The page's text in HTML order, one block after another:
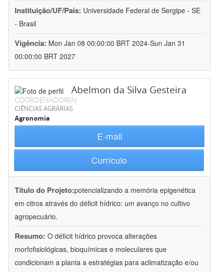
Instituição/UF/País: Universidade Federal de Sergipe - SE
- Brasil
Vigência: Mon Jan 08 00:00:00 BRT 2024-Sun Jan 31
00:00:00 BRT 2027
Abelmon da Silva Gesteira
COORDENADOR(A)
CIÊNCIAS AGRÁRIAS
Agronomia
E-mail
Currículo
Título do Projeto:potencializando a memória epigenética
em citros através do déficit hídrico: um avanço no cultivo
agropecuário.
Resumo: O déficit hídrico provoca alterações
morfofisiológicas, bioquímicas e moleculares que
condicionam a planta a estratégias para aclimatização e/ou